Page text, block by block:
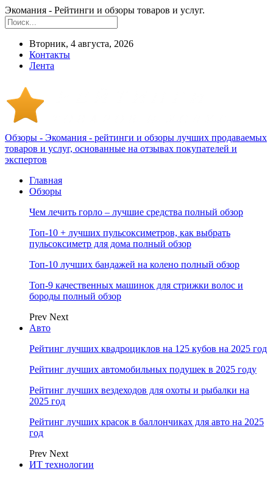
Экомания - Рейтинги и обзоры товаров и услуг.
Вторник, 4 августа, 2026
Контакты
Лента
Обзоры - Экомания - рейтинги и обзоры лучших продаваемых
товаров и услуг, основанные на отзывах покупателей и
экспертов
Главная
Обзоры
Чем лечить горло – лучшие средства полный обзор
Топ-10 + лучших пульсоксиметров, как выбрать
пульсоксиметр для дома полный обзор
Топ-10 лучших бандажей на колено полный обзор
Топ-9 качественных машинок для стрижки волос и
бороды полный обзор
Prev Next
Авто
Рейтинг лучших квадроциклов на 125 кубов на 2025 год
Рейтинг лучших автомобильных подушек в 2025 году
Рейтинг лучших вездеходов для охоты и рыбалки на
2025 год
Рейтинг лучших красок в баллончиках для авто на 2025
год
Prev Next
ИТ технологии